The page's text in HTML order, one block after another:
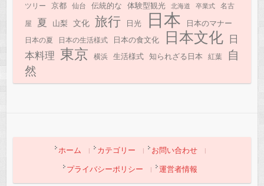
ツリー 京都 仙台 伝統的な 体験型観光 北海道 卒業式 名古
屋 夏 山梨 文化 旅行 日光 日本 日本のマナー
日本の夏 日本の生活様式 日本の食文化 日本文化 日
本料理 東京 横浜 生活様式 知られざる日本 紅葉
自
然
ホーム カテゴリー お問い合わせ
プライバシーポリシー 運営者情報